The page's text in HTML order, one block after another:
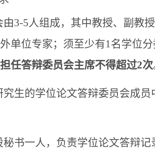
3-5人组成，其中教授、副教
单位专家； 须至少有1名学位
任答辩委员会主席不得超过2次
生的学位论文答辩委员会成
秘书一人，负责学位论文答辩